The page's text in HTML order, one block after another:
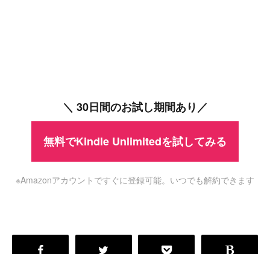
＼ 30日間のお試し期間あり／
無料でKindle Unlimitedを試してみる
※Amazonアカウントですぐに登録可能。いつでも解約できます